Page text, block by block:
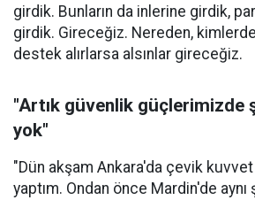
girdik. Bunların da inlerine girdik,
girdik. Gireceğiz. Nereden,
destek alırlarsa alsınlar gireceğiz.
"Artık güvenlik güçlerimizde
yok"
"Dün akşam Ankara'da çevik
yaptım. Ondan önce Mardin'de aynı